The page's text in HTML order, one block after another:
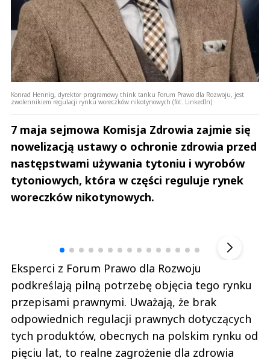
Konrad Hennig, dyrektor programowy think tanku Forum Prawo dla Rozwoju, jest
zwolennikiem regulacji rynku woreczków nikotynowych (fot. LinkedIn)
7 maja sejmowa Komisja Zdrowia zajmie się
nowelizacją ustawy o ochronie zdrowia przed
następstwami używania tytoniu i wyrobów
tytoniowych, która w części reguluje rynek
woreczków nikotynowych.
Eksperci z Forum Prawo dla Rozwoju
podkreślają pilną potrzebę objęcia tego rynku
przepisami prawnymi. Uważają, że brak
odpowiednich regulacji prawnych dotyczących
tych produktów, obecnych na polskim rynku od
pięciu lat, to realne zagrożenie dla zdrowia